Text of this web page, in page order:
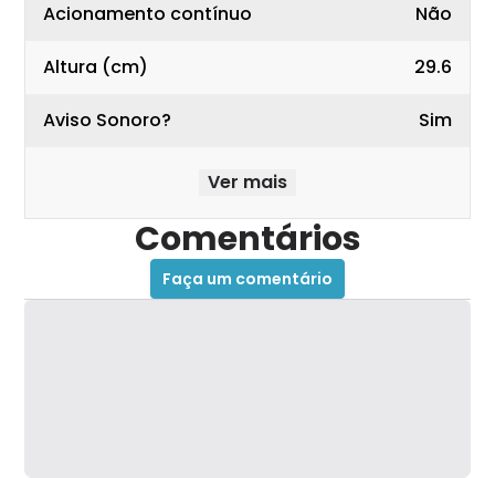
No topo o acabamento ficou melhor, e a escolha
de deixar essa área com plástico fosco foi um bom
Acionamento contínuo Não
Altura (cm) 29.6
Aviso Sonoro? Sim
Ver mais
Comentários
Faça um comentário